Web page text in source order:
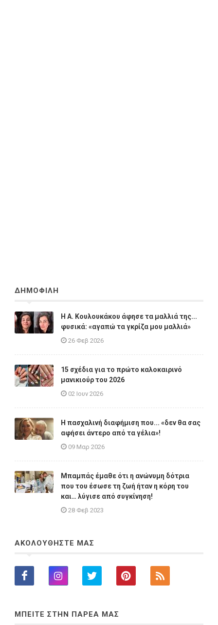
ΔΗΜΟΦΙΛΗ
Η A. Κουλουκάκου άφησε τα μαλλιά της...
φυσικά: «αγαπώ τα γκρίζα μου μαλλιά»
26 Φεβ 2026
15 σχέδια για το πρώτο καλοκαιρινό
μανικιούρ του 2026
02 Ιουν 2026
Η πασχαλινή διαφήμιση που... «δεν θα σας
αφήσει άντερο από τα γέλια»!
09 Μαρ 2026
Μπαμπάς έμαθε ότι η ανώνυμη δότρια
που του έσωσε τη ζωή ήταν η κόρη του
και… λύγισε από συγκίνηση!
28 Φεβ 2023
ΑΚΟΛΟΥΘΗΣΤΕ ΜΑΣ
ΜΠΕΙΤΕ ΣΤΗΝ ΠΑΡΕΑ ΜΑΣ